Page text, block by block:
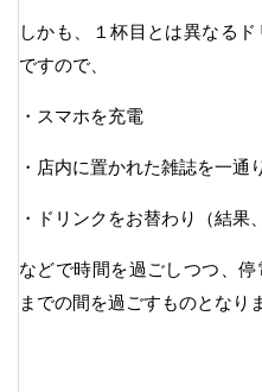
しかも、１杯目とは異なる
ですので、
・スマホを充電
・店内に置かれた雑誌を一通
・ドリンクをお替わり（結果
などで時間を過ごしつつ、
までの間を過ごすものとなり